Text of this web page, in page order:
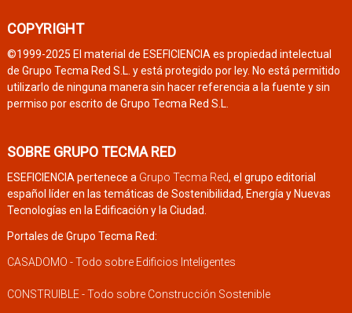
COPYRIGHT
©1999-2025 El material de ESEFICIENCIA es propiedad intelectual
de Grupo Tecma Red S.L. y está protegido por ley. No está permitido
utilizarlo de ninguna manera sin hacer referencia a la fuente y sin
permiso por escrito de Grupo Tecma Red S.L.
SOBRE GRUPO TECMA RED
ESEFICIENCIA pertenece a Grupo Tecma Red, el grupo editorial
español líder en las temáticas de Sostenibilidad, Energía y Nuevas
Tecnologías en la Edificación y la Ciudad.
Portales de Grupo Tecma Red:
CASADOMO - Todo sobre Edificios Inteligentes
CONSTRUIBLE - Todo sobre Construcción Sostenible